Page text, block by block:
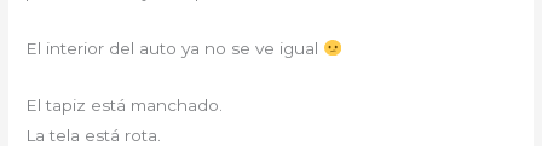
El interior del auto ya no se ve igual
El tapiz está manchado.
La tela está rota.